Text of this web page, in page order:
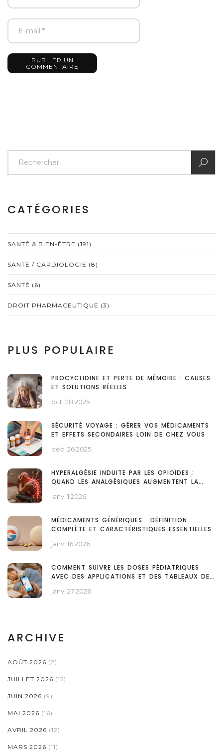
PUBLIER UN
COMMENTAIRE
CATÉGORIES
SANTÉ & BIEN-ÊTRE (191)
SANTÉ / CARDIOLOGIE (8)
SANTÉ (6)
DROIT PHARMACEUTIQUE (3)
PLUS POPULAIRE
PROCYCLIDINE ET PERTE DE MÉMOIRE : CAUSES
ET SOLUTIONS RÉELLES
oct. 28 2025
SÉCURITÉ VOYAGE : GÉRER VOS MÉDICAMENTS
ET EFFETS SECONDAIRES LOIN DE CHEZ VOUS
déc. 26 2025
HYPERALGÉSIE INDUITE PAR LES OPIOÏDES :
QUAND LES ANALGÉSIQUES AUGMENTENT LA
janv. 1 2026
MÉDICAMENTS GÉNÉRIQUES : DÉFINITION
COMPLÈTE ET CARACTÉRISTIQUES ESSENTIELLES
janv. 16 2026
COMMENT SUIVRE LES DOSES PÉDIATRIQUES
AVEC DES APPLICATIONS ET DES TABLEAUX DE
janv. 27 2026
ARCHIVE
AOÛT 2026 (2)
JUILLET 2026 (15)
JUIN 2026 (9)
MAI 2026 (16)
AVRIL 2026 (12)
MARS 2026 (11)